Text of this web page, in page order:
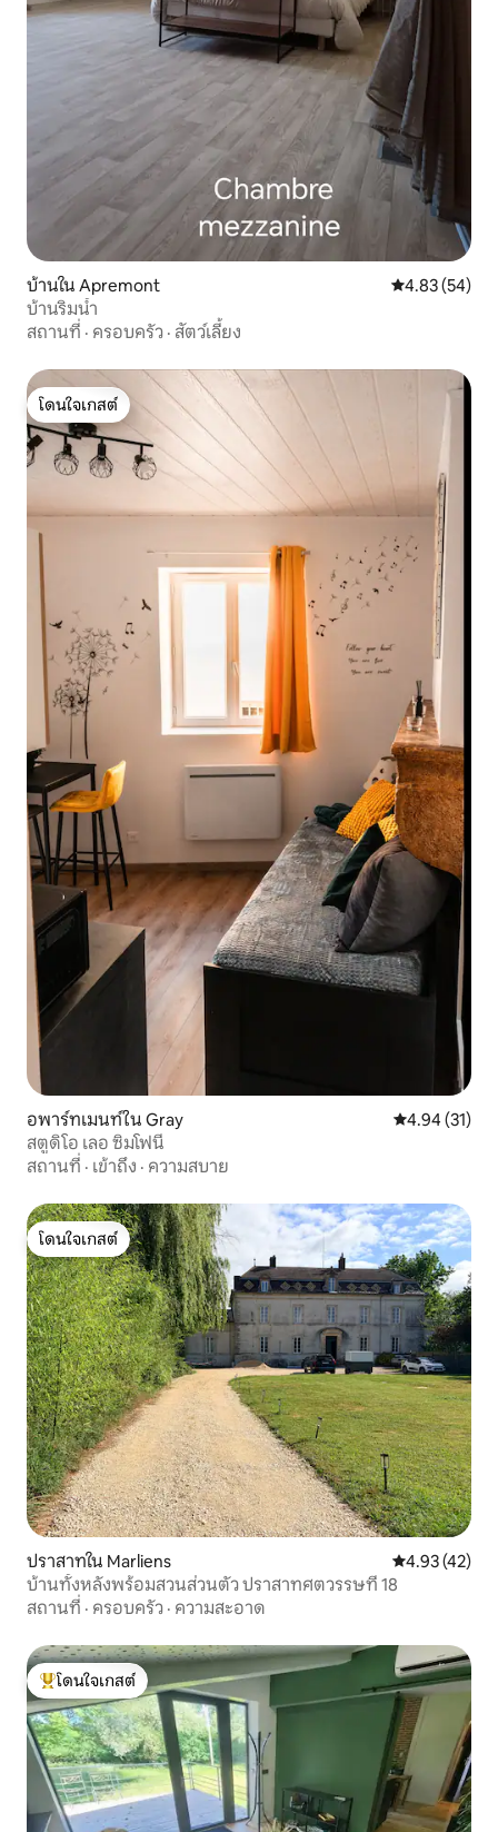
บ้านใน Apremont คะแนนเฉลี่ย
4.83 (54)
บ้านริมน้ำ
สถานที่ · ครอบครัว · สัตว์เลี้ยง
โดนใจเกสต์
โดนใจเกสต์
อพาร์ทเมนท์ใน Gray คะแนนเฉลี่ย
4.94 (31)
สตูดิโอ เลอ ซิมโฟนี
สถานที่ · เข้าถึง · ความสบาย
โดนใจเกสต์
โดนใจเกสต์
ปราสาทใน Marliens คะแนนเฉลี่ย
4.93 (42)
บ้านทั้งหลังพร้อมสวนส่วนตัว ปราสาทศตวรรษที่ 18
สถานที่ · ครอบครัว · ความสะอาด
โดนใจเกสต์ที่สุด
โดนใจเกสต์